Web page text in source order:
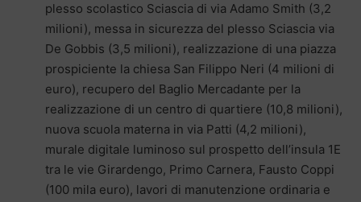
plesso scolastico Sciascia di via Adamo Smith (3,2
milioni), messa in sicurezza del plesso Sciascia via
De Gobbis (3,5 milioni), realizzazione di una piazza
prospiciente la chiesa San Filippo Neri (4 milioni di
euro), recupero del Baglio Mercadante per la
realizzazione di un centro di quartiere (10,8 milioni),
nuova scuola materna in via Patti (4,2 milioni),
murale digitale luminoso sul prospetto dell’insula 1E
tra le vie Girardengo, Primo Carnera, Fausto Coppi
(100 mila euro), lavori di manutenzione ordinaria e